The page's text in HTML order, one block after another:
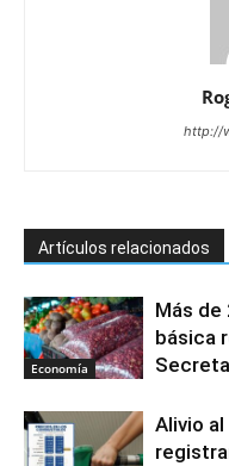
http://
Artículos relacionados
Economía
Más
básica
Alivio